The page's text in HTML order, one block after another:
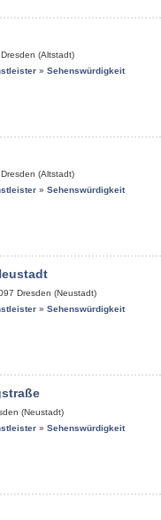
Dresden (Altstadt)
» Sehenswürdigkeit
Dresden (Altstadt)
» Sehenswürdigkeit
Dresden (Neustadt)
» Sehenswürdigkeit
(Neustadt)
» Sehenswürdigkeit